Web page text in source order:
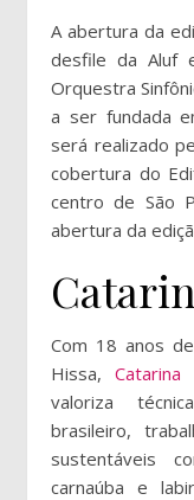
A abertura da
desfile da Aluf
Orquestra
a ser fundada
será realizado
cobertura do
centro de São
abertura da
Com 18 anos
Hissa,Catarina
valoriza
brasileiro,
sustentáveis
carnaúba e